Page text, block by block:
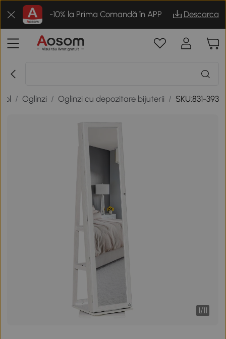
-10% la Prima Comandă în APP Descarca
/ Oglinzi / Oglinzi cu depozitare bijuterii / SKU:831-393
1/11